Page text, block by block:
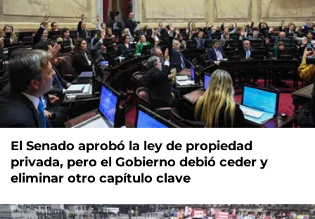
El Senado aprobó la ley de propiedad
privada, pero el Gobierno debió ceder y
eliminar otro capítulo clave